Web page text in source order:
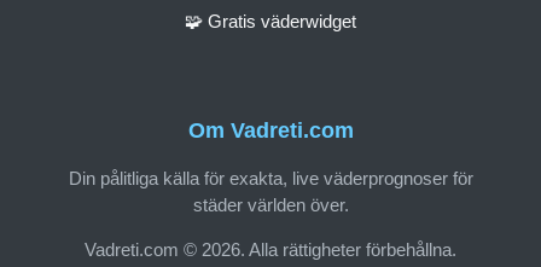
Om Vadreti.com
Din pålitliga källa för exakta, live väderprognoser för
städer världen över.
Vadreti.com © 2026. Alla rättigheter förbehållna.
🧩 Gratis väderwidget